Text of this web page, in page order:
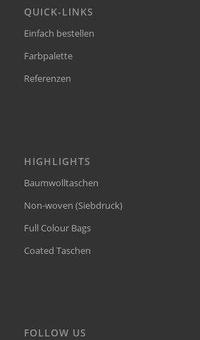
QUICK-LINKS
Einfach bestellen
Farbpalette
Referenzen
HIGHLIGHTS
Baumwolltaschen
Non-woven (Siebdruck)
Full Colour Bags
Coated Taschen
FOLLOW US